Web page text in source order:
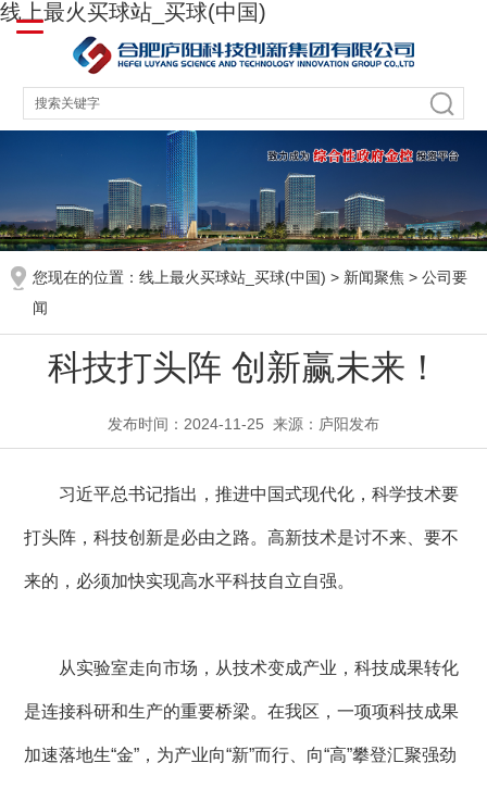
线上最火买球站_买球(中国)
您现在的位置： 线上最火买球站_买球(中国) > 新闻聚焦 > 公司要
闻
科技打头阵 创新赢未来！
发布时间：2024-11-25 来源：庐阳发布
习近平总书记指出，推进中国式现代化，科学技术要
打头阵，科技创新是必由之路。高新技术是讨不来、要不
来的，必须加快实现高水平科技自立自强。
从实验室走向市场，从技术变成产业，科技成果转化
是连接科研和生产的重要桥梁。在我区，一项项科技成果
加速落地生“金”，为产业向“新”而行、向“高”攀登汇聚强劲